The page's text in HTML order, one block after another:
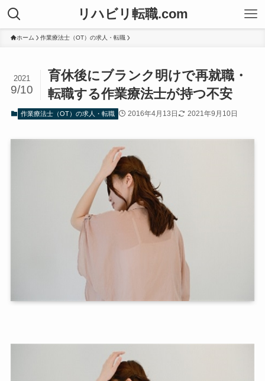
リハビリ転職.com
ホーム 作業療法士（OT）の求人・転職
育休後にブランク明けで再就職・
転職する作業療法士が持つ不安
2021
9/10
作業療法士（OT）の求人・転職 2016年4月13日 2021年9月10日